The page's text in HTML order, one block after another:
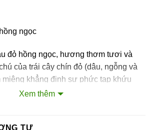
ngọc
đỏ hồng ngọc, hương thơm tươi và
của trái cây chín đỏ (dâu, ngỗng và
miệng khẳng định sự phức tạp khứu
loại rượu cân bằng, dễ uống, tannin
năm 2005 là sáng kiến ​​của các nhà
Xem thêm
TỰ